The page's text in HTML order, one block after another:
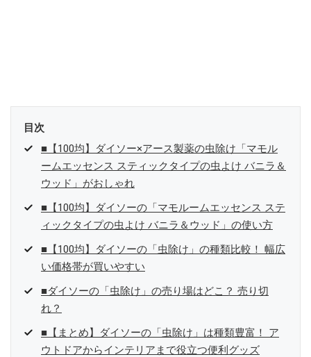
目次
■【100均】ダイソー×アース製薬の虫除け「マモル
ームエッセンス スティックタイプの虫よけ バニラ＆
ウッド」がおしゃれ
■【100均】ダイソーの「マモルームエッセンス ステ
ィックタイプの虫よけ バニラ＆ウッド」の使い方
■【100均】ダイソーの「虫除け」の種類比較！ 幅広
い価格帯が買いやすい
■ダイソーの「虫除け」の売り場はどこ？ 売り切
れ？
■【まとめ】ダイソーの「虫除け」は種類豊富！ ア
ウトドアからインテリアまで役立つ便利グッズ